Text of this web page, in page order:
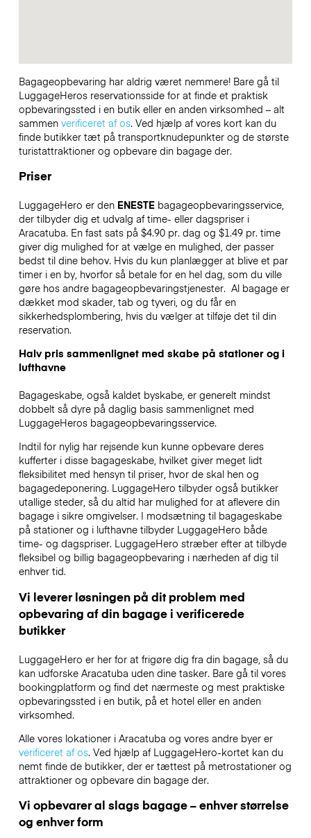
Bagageopbevaring har aldrig været nemmere! Bare gå til
LuggageHeros reservationsside for at finde et praktisk
opbevaringssted i en butik eller en anden virksomhed – alt
sammen verificeret af os. Ved hjælp af vores kort kan du
finde butikker tæt på transportknudepunkter og de største
turistattraktioner og opbevare din bagage der.
Priser
LuggageHero er den ENESTEbagageopbevaringsservice,
der tilbyder dig et udvalg af time- eller dagspriser i
Aracatuba. En fast sats på $4.90 pr. dag og $1.49 pr. time
giver dig mulighed for at vælge en mulighed, der passer
bedst til dine behov. Hvis du kun planlægger at blive et par
timer i en by, hvorfor så betale for en hel dag, som du ville
gøre hos andre bagageopbevaringstjenester. Al bagage er
dækket mod skader, tab og tyveri, og du får en
sikkerhedsplombering, hvis du vælger at tilføje det til din
reservation.
Halv pris sammenlignet med skabe på stationer og i
lufthavne
Bagageskabe, også kaldet byskabe, er generelt mindst
dobbelt så dyre på daglig basis sammenlignet med
LuggageHeros bagageopbevaringsservice.
Indtil for nylig har rejsende kun kunne opbevare deres
kufferter i disse bagageskabe, hvilket giver meget lidt
fleksibilitet med hensyn til priser, hvor de skal hen og
bagagedeponering. LuggageHero tilbyder også butikker
utallige steder, så du altid har mulighed for at aflevere din
bagage i sikre omgivelser. I modsætning til bagageskabe
på stationer og i lufthavne tilbyder LuggageHero både
time- og dagspriser. LuggageHero stræber efter at tilbyde
fleksibel og billig bagageopbevaring i nærheden af dig til
enhver tid.
Vi leverer løsningen på dit problem med
opbevaring af din bagage i verificerede
butikker
LuggageHero er her for at frigøre dig fra din bagage, så du
kan udforske Aracatuba uden dine tasker. Bare gå til vores
bookingplatform og find det nærmeste og mest praktiske
opbevaringssted i en butik, på et hotel eller en anden
virksomhed.
Alle vores lokationer i Aracatuba og vores andre byer er
verificeret af os. Ved hjælp af LuggageHero-kortet kan du
nemt finde de butikker, der er tættest på metrostationer og
attraktioner og opbevare din bagage der.
Vi opbevarer al slags bagage – enhver størrelse
og enhver form